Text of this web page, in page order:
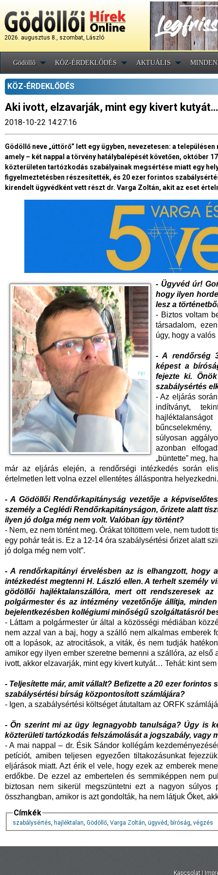
2026. augusztus 8., szombat, László
Gödöllő KÖZ-ÉRDEKLŐDÉS AKTUÁLIS
KÖZ-ÉRDEKLŐDÉS
Aki ivott, elzavarják, mint egy kivert kutyát…
2018-10-22 14:27:16
Gödöllő neve „úttörő” lett egy ügyben, nevezetesen: a
amely – két nappal a törvény hatálybalépését követően, október
közterületen tartózkodás szabályainak megsértése miatt egy
figyelmeztetésben részesítették, és 20 ezer forintos
kirendelt ügyvédként vett részt dr. Varga Zoltán, akit az eset
- Ügyvéd úr!
hogy ilyen
lesz a
- Biztos voltam
társadalom,
úgy, hogy a
- A rendőrség
képest a
fejezte ki.
szabálysértés
- Az eljárás
indítványt,
súlyosan
azonban
„büntette” meg,
már az eljárás elején, a rendőrségi intézkedés során
értelmetlen lett volna ezzel ellentétes álláspontra helyezkedni.
- A Gödöllői Rendőrkapitányság vezetője a
személy a Ceglédi Rendőrkapitányságon, őrizete alatt
ilyen jó dolga még nem volt. Valóban így történt?
- Nem, ez nem történt meg. Órákat töltöttem vele, nem tudott
egy pohár teát is. Ez a 12-14 óra szabálysértési őrizet alatt
jó dolga még nem volt”.
- A rendőrkapitányi érvelésben az is elhangzott, hogy
intézkedést megtenni H. László ellen. A terhelt személy
gödöllői hajléktalanszállóra, mert ott rendszeresek
polgármester és az intézmény vezetőnője állítja,
bejelentkezésben kollégiumi minőségű szolgáltatásról
- Láttam a polgármester úr által a közösségi médiában
nem azzal van a baj, hogy a szálló nem alkalmas emberek
ott a lopások, az atrocitások, a viták, és nem tudják
amikor egy ilyen ember szeretne bemenni a szállóra, az
ivott, akkor elzavarják, mint egy kivert kutyát… Tehát: kint
- Teljesítette már, amit vállalt? Befizette a 20 ezer
szabálysértési bírság központosított számlájára?
- Igen, a szabálysértési költséget átutaltam az ORFK
- Ön szerint mi az ügy legnagyobb tanulsága? Úgy is
közterületi tartózkodás felszámolását a jogszabály, vagy
- A mai nappal – dr. Ésik Sándor kollégám
petíciót, amiben teljesen egyezően tiltakozásunkat
eljárások miatt. Azt érik el vele, hogy ezek az emberek
erdőkbe. De ezzel az embertelen és semmiképpen nem
biztosan nem sikerül megszüntetni ezt a nagyon súlyos
összhangban, amikor is azt gondolták, ha nem látjuk Őket,
Címkék
szabálysértés, hajléktalan, Gödöllő, Varga Zoltán, ügyvéd, bíróság, végzés
Kapcsolat |